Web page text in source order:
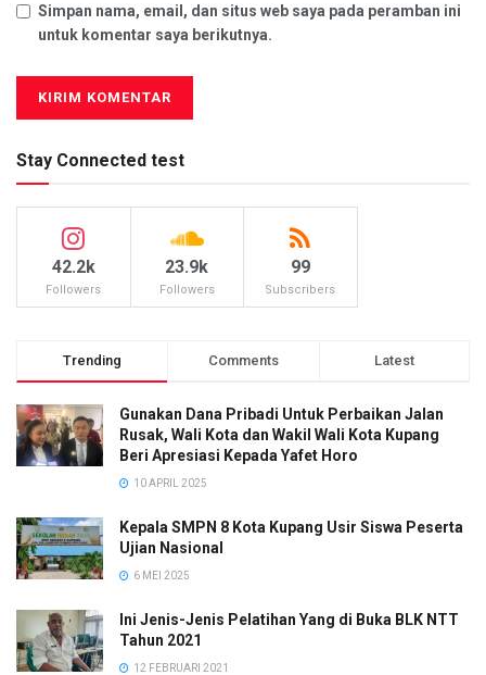
Simpan nama, email, dan situs web saya pada peramban ini
untuk komentar saya berikutnya.
Stay Connected test
42.2k
Followers
23.9k
Followers
99
Subscribers
Trending Comments Latest
Gunakan Dana Pribadi Untuk Perbaikan Jalan
Rusak, Wali Kota dan Wakil Wali Kota Kupang
Beri Apresiasi Kepada Yafet Horo
10 APRIL 2025
Kepala SMPN 8 Kota Kupang Usir Siswa Peserta
Ujian Nasional
6 MEI 2025
Ini Jenis-Jenis Pelatihan Yang di Buka BLK NTT
Tahun 2021
12 FEBRUARI 2021